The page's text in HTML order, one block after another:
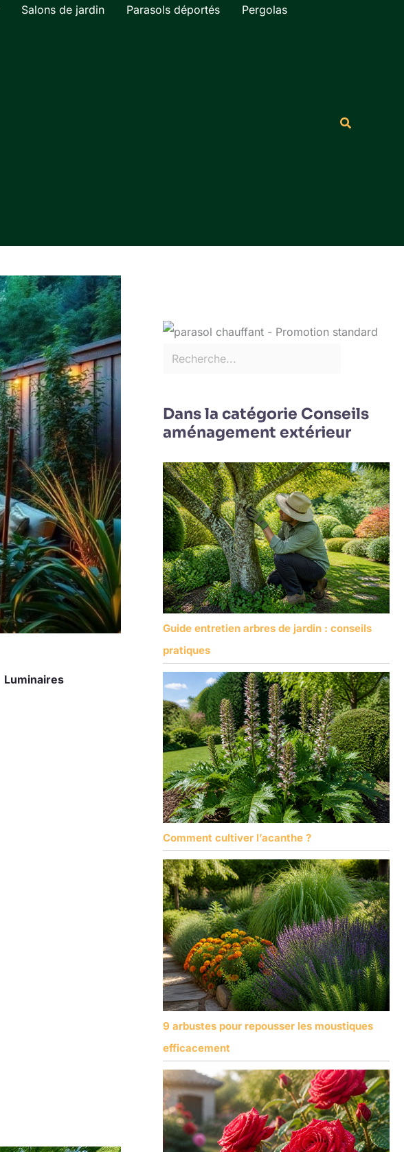
Salons de jardin Parasols déportés
Pergolas
Luminaires
Rechercher
Dans la catégorie Conseils
aménagement extérieur
Guide entretien arbres de jardin : conseils
pratiques
Comment cultiver l’acanthe ?
9 arbustes pour repousser les moustiques
efficacement